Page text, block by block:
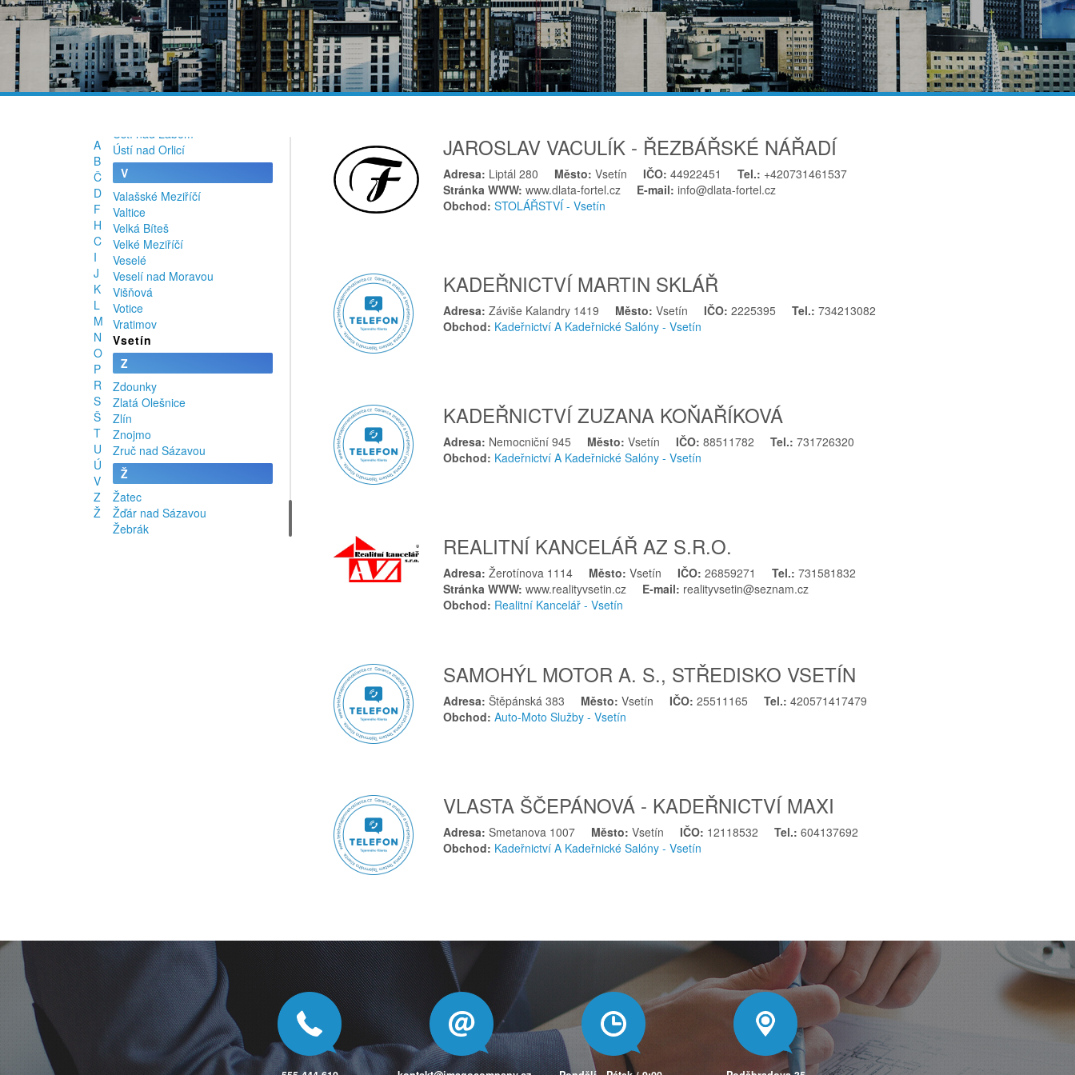
A
B
Č
D
F
H
C
I
J
K
L
M
N
O
P
R
S
Š
T
U
Ú
V
Z
Ž
Újezd u Brna
U
Uničov
Ú
Ústí nad Labem
Ústí nad Orlicí
V
Valašské Meziříčí
Valtice
Velká Bíteš
Velké Meziříčí
Veselé
Veselí nad Moravou
Višňová
Votice
Vratimov
Vsetín
Z
Zdounky
Zlatá Olešnice
Zlín
Znojmo
Zruč nad Sázavou
Ž
Žatec
Žďár nad Sázavou
Žebrák
JAROSLAV VACULÍK - ŘEZBÁŘSKÉ NÁŘADÍ
Adresa: Liptál 280 Město:Vsetín IČO:44922451 Tel.: +420731461537
Stránka WWW:www.dlata-fortel.cz E-mail:info@dlata-fortel.cz
Obchod:STOLÁŘSTVÍ - Vsetín
KADEŘNICTVÍ MARTIN SKLÁŘ
Adresa:Záviše Kalandry 1419 Město:Vsetín IČO:2225395 Tel.:734213082
Obchod: Kadeřnictví A Kadeřnické Salóny - Vsetín
KADEŘNICTVÍ ZUZANA KOŇAŘÍKOVÁ
Adresa: Nemocniční 945 Město:Vsetín IČO:88511782 Tel.:731726320
Obchod: Kadeřnictví A Kadeřnické Salóny - Vsetín
REALITNÍ KANCELÁŘ AZ S.R.O.
Adresa:Žerotínova 1114 Město:Vsetín IČO:26859271 Tel.:731581832
Stránka WWW:www.realityvsetin.cz E-mail: realityvsetin@seznam.cz
Obchod: Realitní Kancelář - Vsetín
SAMOHÝL MOTOR A. S., STŘEDISKO VSETÍN
Adresa:Štěpánská 383 Město:Vsetín IČO:25511165 Tel.:420571417479
Obchod:Auto-Moto Služby - Vsetín
VLASTA ŠČEPÁNOVÁ - KADEŘNICTVÍ MAXI
Adresa:Smetanova 1007 Město:Vsetín IČO: 12118532 Tel.:604137692
Obchod: Kadeřnictví A Kadeřnické Salóny - Vsetín